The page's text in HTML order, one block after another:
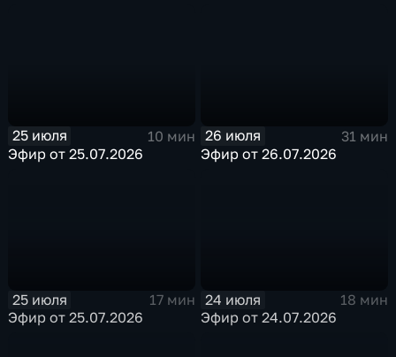
25 июля
10 мин
Эфир от 25.07.2026
26 июля
31 мин
Эфир от 26.07.2026
25 июля
17 мин
Эфир от 25.07.2026
24 июля
18 мин
Эфир от 24.07.2026